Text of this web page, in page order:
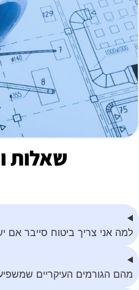
שאלות
למה אני צריך ביטוח סייבר אם יש
מהם הגורמים העיקריים